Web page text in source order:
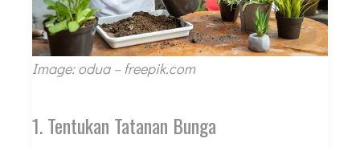
Image: odua – freepik.com
1. Tentukan Tatanan Bunga